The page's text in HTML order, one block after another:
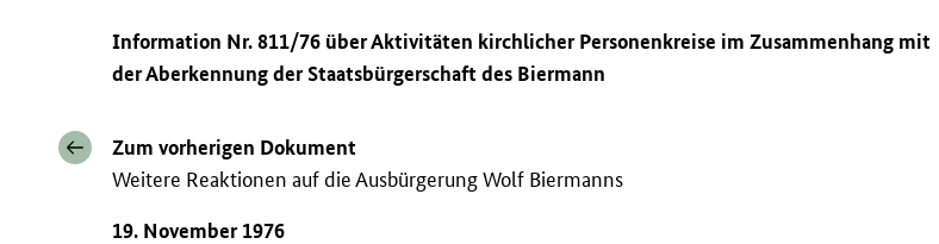
Information Nr. 811/76 über Aktivitäten kirchlicher Personenkreise im Zusammenhang mit
der Aberkennung der Staatsbürgerschaft des Biermann
Zum vorherigen Dokument
Weitere Reaktionen auf die Ausbürgerung Wolf Biermanns
19. November 1976